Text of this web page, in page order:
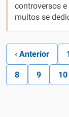
controversos
muitos se
‹ Anterior
8 9 10